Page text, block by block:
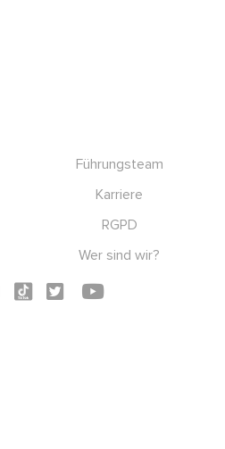
Führungsteam
Karriere
RGPD
Wer sind wir?